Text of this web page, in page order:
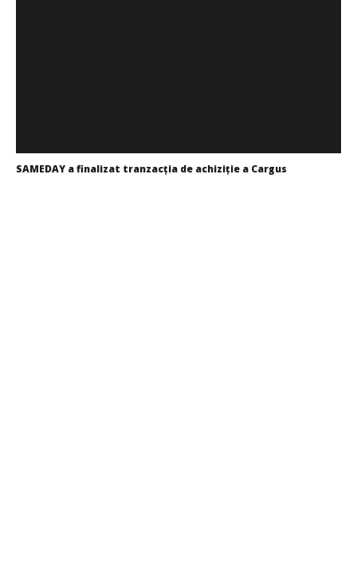
SAMEDAY a finalizat tranzacția de achiziție a Cargus